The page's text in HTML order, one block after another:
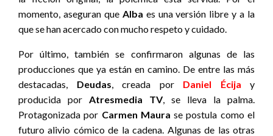
momento, aseguran que Alba es una versión libre y a la
que se han acercado con mucho respeto y cuidado.
Por último, también se confirmaron algunas de las
producciones que ya están en camino. De entre las más
destacadas, Deudas , creada por Daniel Écija y
producida por Atresmedia TV, se lleva la palma.
Protagonizada por Carmen Maura se postula como el
futuro alivio cómico de la cadena. Algunas de las otras